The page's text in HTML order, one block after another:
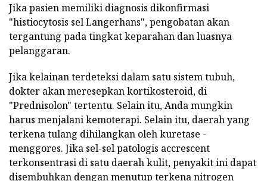
Jika pasien memiliki diagnosis dikonfirmasi
"histiocytosis sel Langerhans", pengobatan akan
tergantung pada tingkat keparahan dan luasnya
pelanggaran.
Jika kelainan terdeteksi dalam satu sistem tubuh,
dokter akan meresepkan kortikosteroid, di
"Prednisolon" tertentu. Selain itu, Anda mungkin
harus menjalani kemoterapi. Selain itu, daerah yang
terkena tulang dihilangkan oleh kuretase -
menggores. Jika sel-sel patologis accrescent
terkonsentrasi di satu daerah kulit, penyakit ini dapat
disembuhkan dengan menutup terkena nitrogen